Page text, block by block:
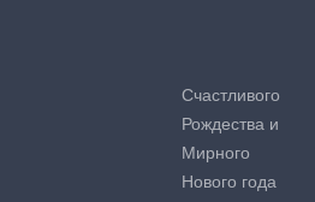
Счастливого
Рождества и
Мирного
Нового года